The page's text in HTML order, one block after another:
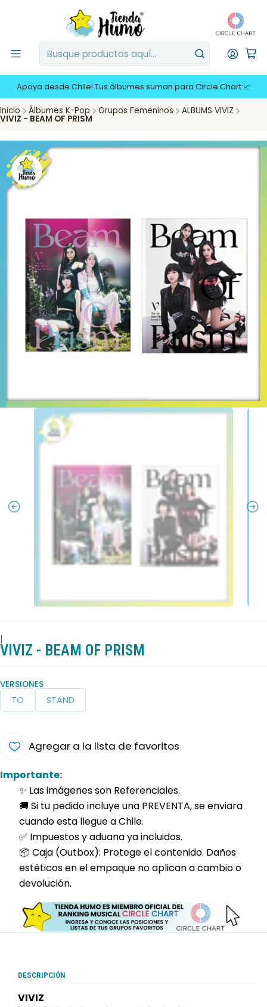
Apoya desde Chile! Tus álbumes suman para Circle Chart 📈
Inicio Álbumes K-Pop Grupos Femeninos ALBUMS VIVIZ
VIVIZ - BEAM OF PRISM
|
VIVIZ - BEAM OF PRISM
VERSIONES
TO STAND
Agregar a la lista de favoritos
Importante:
✨ Las imágenes son Referenciales.
🚚 Si tu pedido incluye una PREVENTA, se enviara
cuando esta llegue a Chile.
✅ Impuestos y aduana ya incluidos.
📦 Caja (Outbox): Protege el contenido. Daños
estéticos en el empaque no aplican a cambio o
devolución.
DESCRIPCIÓN
VIVIZ